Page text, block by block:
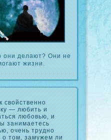
они делают? Они не
жизни.
свойственно
— любить и
любовью, и
занимаетесь
очень трудно
о том, замужем ли